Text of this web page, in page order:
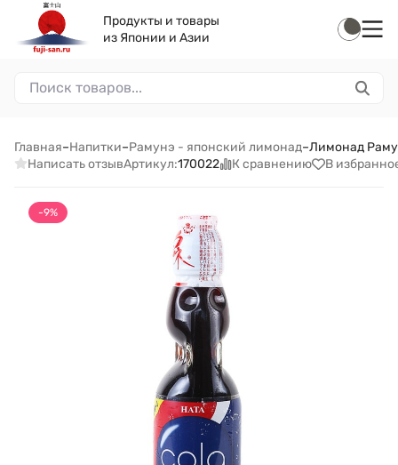
Продукты и товары
из Японии и Азии
Главная–Напитки–Рамунэ - японский лимонад–Лимонад
Написать отзывАртикул:170022 К сравнению В
-9%